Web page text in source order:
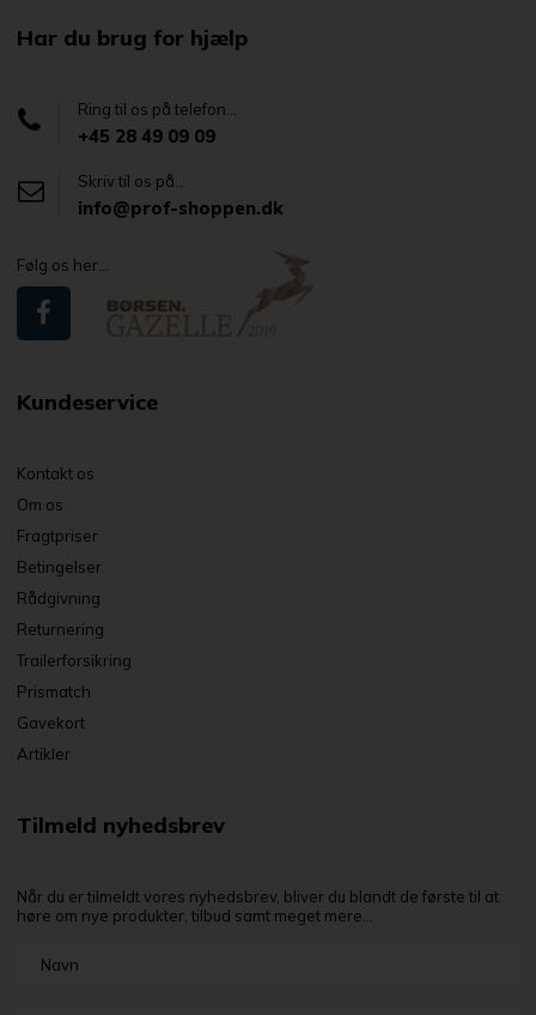
Har du brug for hjælp
Ring til os på telefon...
+45 28 49 09 09
Skriv til os på...
info@prof-shoppen.dk
Følg os her...
Kundeservice
Kontakt os
Om os
Fragtpriser
Betingelser
Rådgivning
Returnering
Trailerforsikring
Prismatch
Gavekort
Artikler
Tilmeld nyhedsbrev
Når du er tilmeldt vores nyhedsbrev, bliver du blandt de første til at
høre om nye produkter, tilbud samt meget mere...